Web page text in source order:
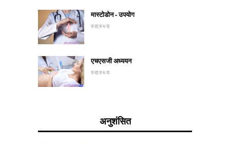
मास्टोडोन - उपयोग
स्वास्थ्य
एचएसजी अध्ययन
स्वास्थ्य
अनुशंसित